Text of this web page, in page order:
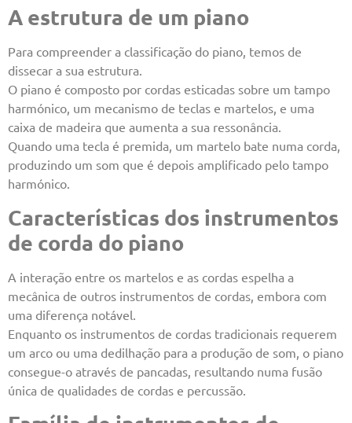
A estrutura de um piano
Para compreender a classificação do piano, temos de
dissecar a sua estrutura.
O piano é composto por cordas esticadas sobre um tampo
harmónico, um mecanismo de teclas e martelos, e uma
caixa de madeira que aumenta a sua ressonância.
Quando uma tecla é premida, um martelo bate numa corda,
produzindo um som que é depois amplificado pelo tampo
harmónico.
Características dos instrumentos
de corda do piano
A interação entre os martelos e as cordas espelha a
mecânica de outros instrumentos de cordas, embora com
uma diferença notável.
Enquanto os instrumentos de cordas tradicionais requerem
um arco ou uma dedilhação para a produção de som, o piano
consegue-o através de pancadas, resultando numa fusão
única de qualidades de cordas e percussão.